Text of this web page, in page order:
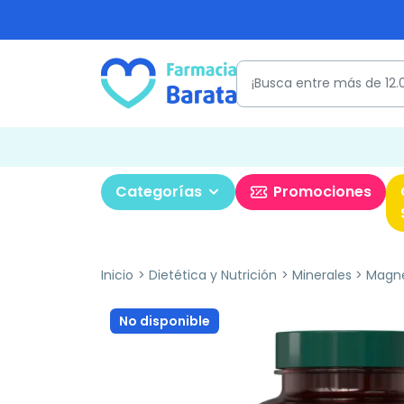
Categorías Promociones
Inicio Dietética y Nutrición Minerales
No disponible